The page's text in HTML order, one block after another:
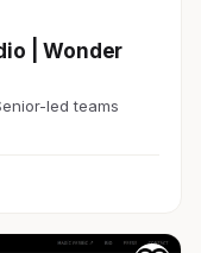
| Wonder
led teams